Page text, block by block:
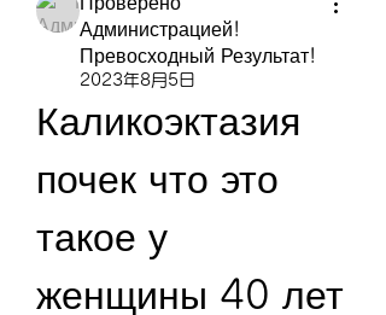
Администрацией!
Превосходный Результат!
2023年8月5日
Каликоэктазия
почек что это
такое у
женщины 40 лет